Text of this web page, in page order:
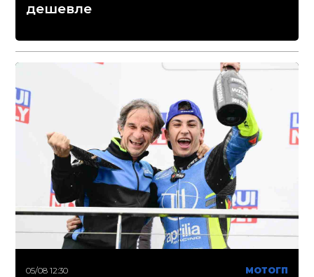
дешевле
05/08 12:30 МОТОГП